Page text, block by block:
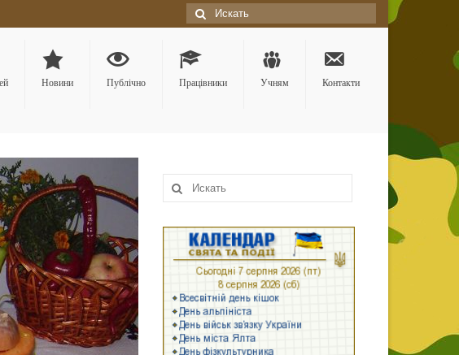
Искать:
Новини Публічно Працівники Учням Контакти
Искать: